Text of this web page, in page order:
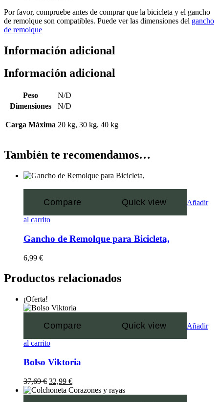
Por favor, compruebe antes de comprar que la bicicleta y el gancho
de remolque son compatibles. Puede ver las dimensiones del gancho
de remolque
Información adicional
Información adicional
Peso
N/D
Dimensiones
N/D
Carga Máxima 20 kg, 30 kg, 40 kg
También te recomendamos…
Compare Quick view Añadir
al carrito
Gancho de Remolque para Bicicleta,
6,99 €
Productos relacionados
¡Oferta!
Compare Quick view Añadir
al carrito
Bolso Viktoria
37,69€ 32,99 €